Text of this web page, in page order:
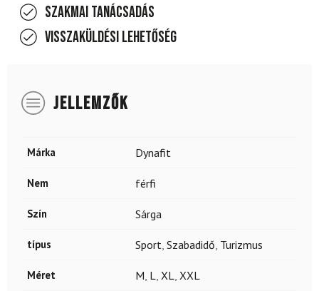
Szakmai tanácsadás
Visszaküldési lehetőség
JELLEMZŐK
Márka Dynafit
Nem férfi
Szín Sárga
típus Sport, Szabadidő, Turizmus
Méret M, L, XL, XXL